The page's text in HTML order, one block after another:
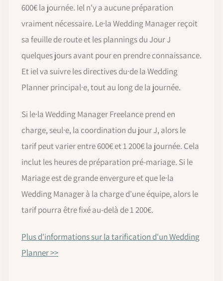
600€ la journée. Iel n'y a aucune préparation
vraiment nécessaire. Le·la Wedding Manager reçoit
sa feuille de route et les plannings du Jour J
quelques jours avant pour en prendre connaissance.
Et iel va suivre les directives du·de la Wedding
Planner principal·e, tout au long de la journée.
Si le·la Wedding Manager Freelance prend en
charge, seul·e, la coordination du jour J, alors le
tarif peut varier entre 600€ et 1 200€ la journée. Cela
inclut les heures de préparation pré-mariage. Si le
Mariage est de grande envergure et que le·la
Wedding Manager à la charge d'une équipe, alors le
tarif pourra être fixé au-delà de 1 200€.
Plus d'informations sur la tarification d'un Wedding
Planner >>